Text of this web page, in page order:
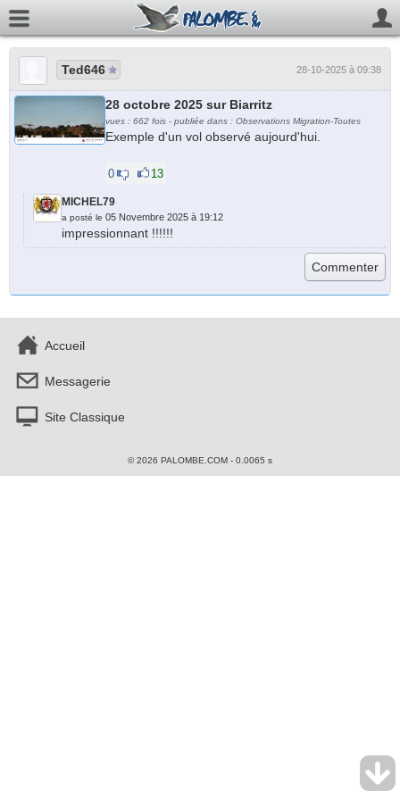
Ted646 28-10-2025 à 09:38
28 octobre 2025 sur Biarritz
vues : 662 fois - publiée dans : Observations Migration-Toutes
Exemple d'un vol observé aujourd'hui.
0 13
MICHEL79
a posté le 05 Novembre 2025 à 19:12
impressionnant !!!!!!
Accueil
Messagerie
Site Classique
© 2026 PALOMBE.COM - 0.0065 s